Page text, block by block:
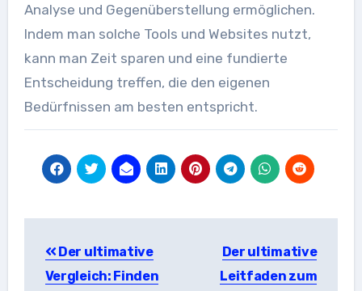
Analyse und Gegenüberstellung ermöglichen.
Indem man solche Tools und Websites nutzt,
kann man Zeit sparen und eine fundierte
Entscheidung treffen, die den eigenen
Bedürfnissen am besten entspricht.
Der ultimative
Vergleich: Finden
Der ultimative
Leitfaden zum